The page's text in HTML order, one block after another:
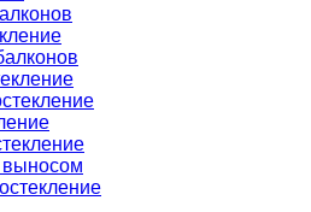
выносом